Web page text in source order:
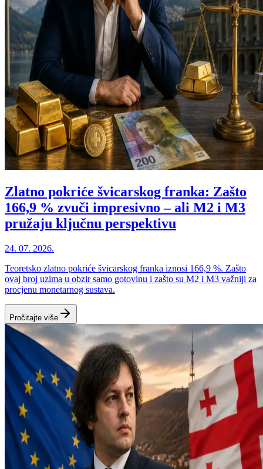
Zlatno pokriće švicarskog franka: Zašto
166,9 % zvuči impresivno – ali M2 i M3
pružaju ključnu perspektivu
24. 07. 2026.
Teoretsko zlatno pokriće švicarskog franka iznosi 166,9 %. Zašto
ovaj broj uzima u obzir samo gotovinu i zašto su M2 i M3 važniji za
procjenu monetarnog sustava.
Pročitajte više